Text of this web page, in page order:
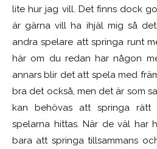
lite hur jag vill. Det finns dock
är gärna vill ha ihjäl mig så
andra spelare att springa runt
här om du redan har någon
annars blir det att spela med
bra det också, men det är som
kan behövas att springa
spelarna hittas. När de väl har
bara att springa tillsammans